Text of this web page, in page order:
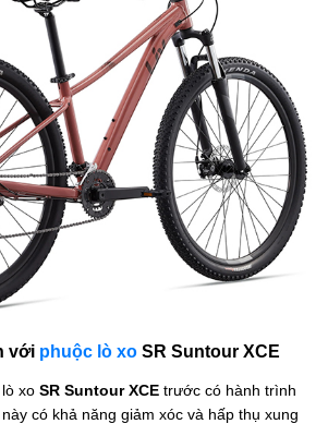
với phuộc lò xo SR Suntour XCE
xo SR Suntour XCE trước có hành trình
này có khả năng giảm xóc và hấp thụ xung